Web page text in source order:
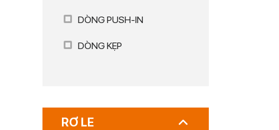
DÒNG PUSH-IN
DÒNG KẸP
RƠ LE